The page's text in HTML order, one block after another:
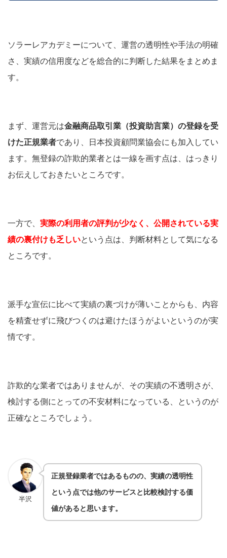
ソラーレアカデミーについて、運営の透明性や手法の明確
さ、実績の信用度などを総合的に判断した結果をまとめま
す。
まず、運営元は金融商品取引業（投資助言業）の登録を受
けた正規業者であり、日本投資顧問業協会にも加入してい
ます。無登録の詐欺的業者とは一線を画す点は、はっきり
お伝えしておきたいところです。
一方で、 実際の利用者の評判が少なく、公開されている実
績の裏付けも乏しいという点は、判断材料として気になる
ところです。
派手な宣伝に比べて実績の裏づけが薄いことからも、内容
を精査せずに飛びつくのは避けたほうがよいというのが実
情です。
詐欺的な業者ではありませんが、その実績の不透明さが、
検討する側にとっての不安材料になっている、というのが
正確なところでしょう。
半沢
正規登録業者ではあるものの、実績の透明性
という点では他のサービスと比較検討する価
値があると思います。